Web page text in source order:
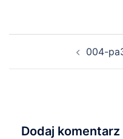
004-
Dodaj komentarz